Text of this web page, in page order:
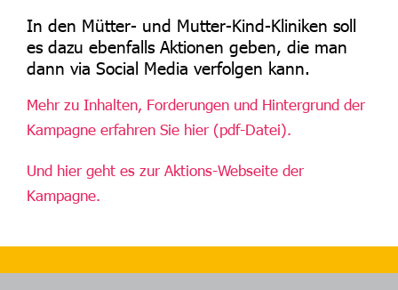
In den Mütter- und Mutter-Kind-Kliniken soll
es dazu ebenfalls Aktionen geben, die man
dann via Social Media verfolgen kann.
Mehr zu Inhalten, Forderungen und Hintergrund der
Kampagne erfahren Sie hier (pdf-Datei).
Und hier geht es zur Aktions-Webseite der
Kampagne.